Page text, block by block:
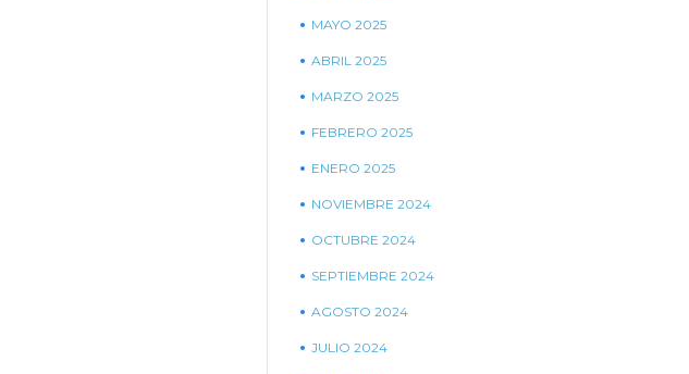
MAYO 2025
ABRIL 2025
MARZO 2025
FEBRERO 2025
ENERO 2025
NOVIEMBRE 2024
OCTUBRE 2024
SEPTIEMBRE 2024
AGOSTO 2024
JULIO 2024